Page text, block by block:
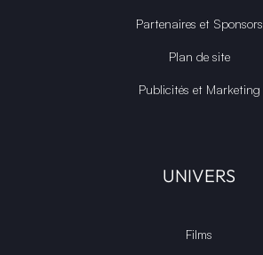
Partenaires et Sponsors
Plan de site
Publicités et Marketing
UNIVERS
Films